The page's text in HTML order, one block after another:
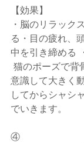
【効果】
・脳のリラック
る・目の疲れ、
中を引き締める
意識して大きく
してからシャシ
でいきます。
④